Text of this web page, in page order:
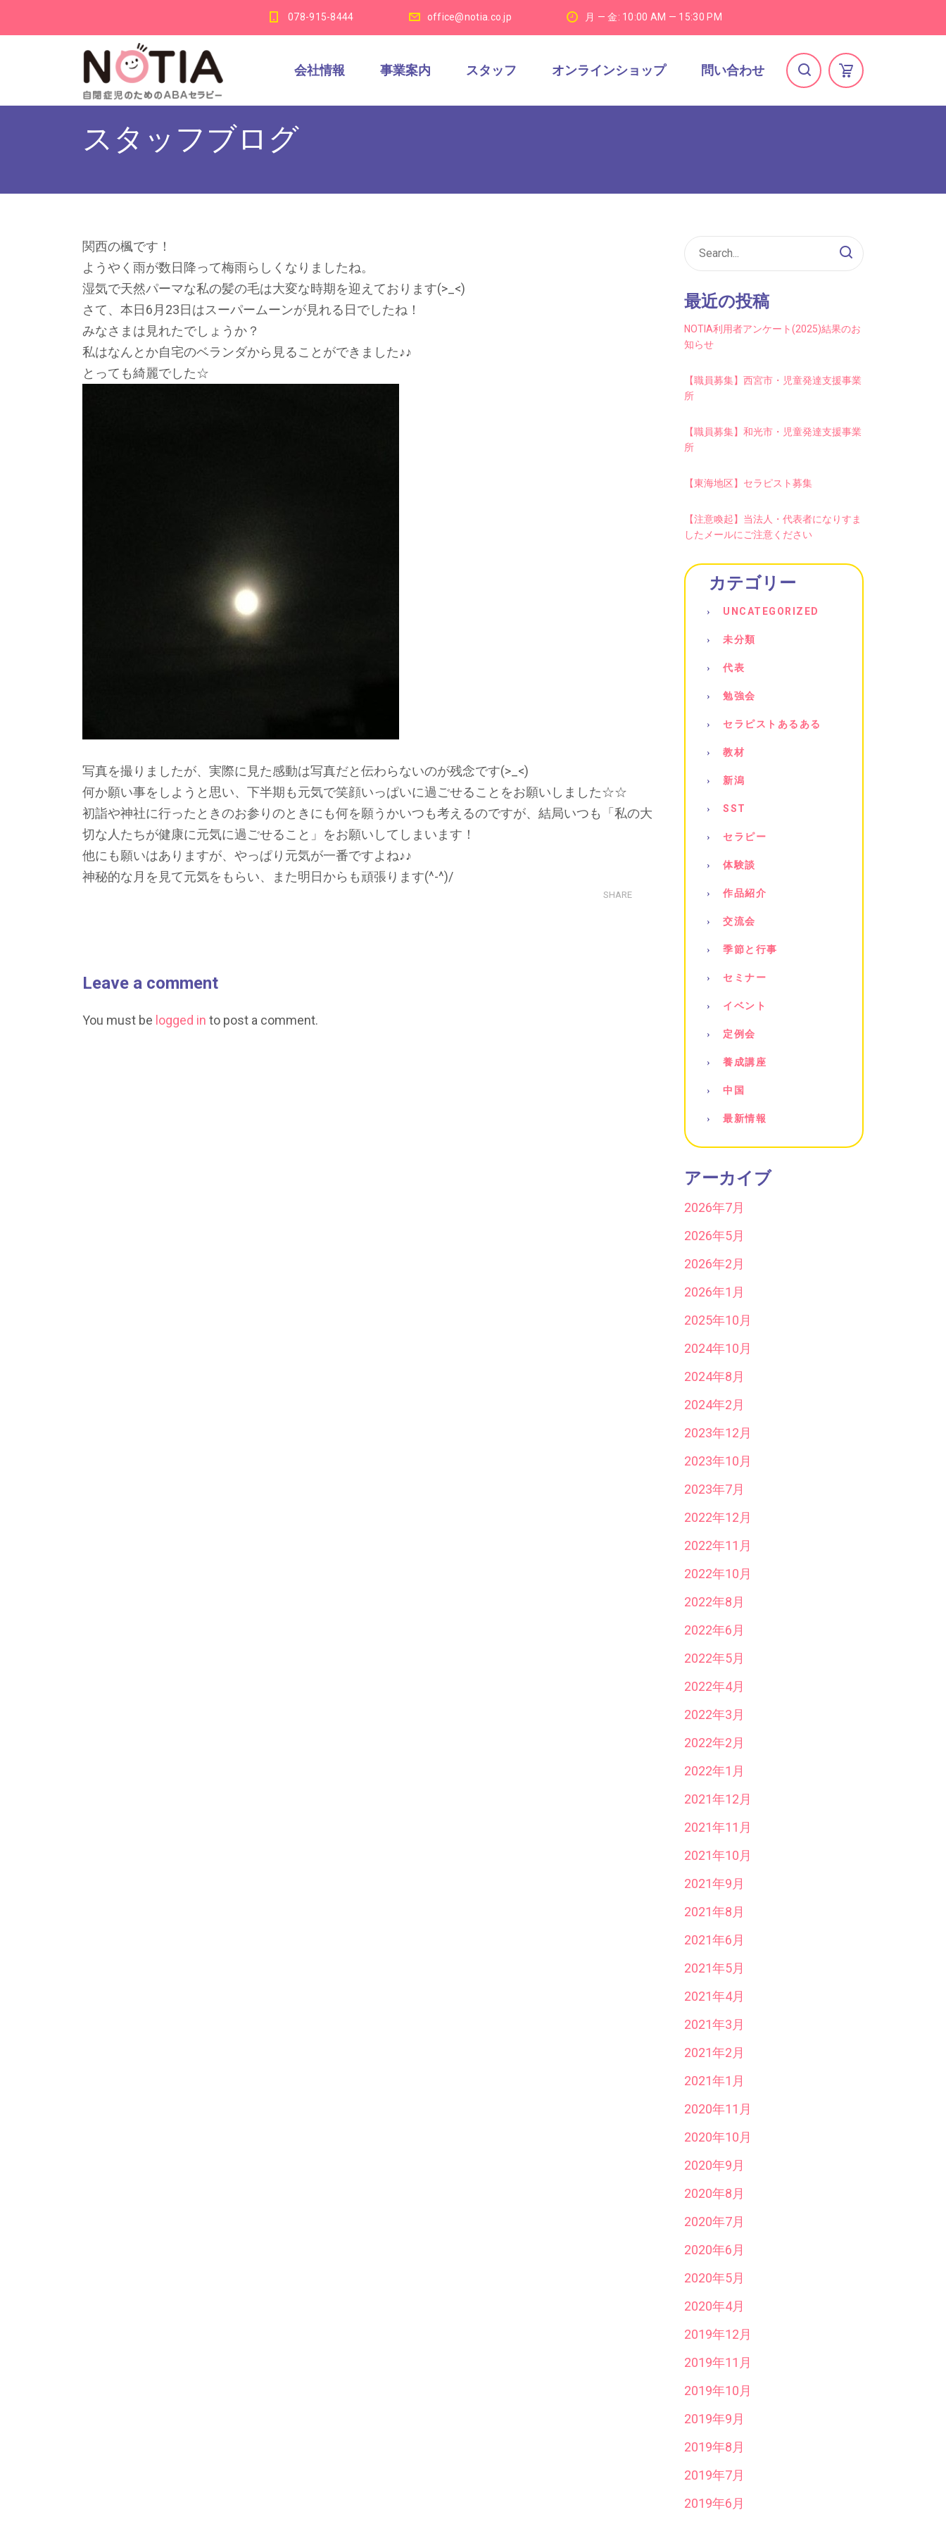
078-915-8444 office@notia.co.jp 月 — 金: 10:00 AM — 15:30 PM
会社情報 事業案内 スタッフ オンラインショップ 問い合わせ
スタッフブログ
関西の楓です！
ようやく雨が数日降って梅雨らしくなりましたね。
湿気で天然パーマな私の髪の毛は大変な時期を迎えております(>_<)
さて、本日6月23日はスーパームーンが見れる日でしたね！
みなさまは見れたでしょうか？
私はなんとか自宅のベランダから見ることができました♪♪
とっても綺麗でした☆
写真を撮りましたが、実際に見た感動は写真だと伝わらないのが残念です(>_<)
何か願い事をしようと思い、下半期も元気で笑顔いっぱいに過ごせることをお願いしました☆☆
初詣や神社に行ったときのお参りのときにも何を願うかいつも考えるのですが、結局いつも「私の大
切な人たちが健康に元気に過ごせること」をお願いしてしまいます！
他にも願いはありますが、やっぱり元気が一番ですよね♪♪
神秘的な月を見て元気をもらい、また明日からも頑張ります(^-^)/
SHARE
Leave a comment
You must be logged in to post a comment.
最近の投稿
NOTIA利用者アンケート(2025)結果のお
知らせ
【職員募集】西宮市・児童発達支援事業
所
【職員募集】和光市・児童発達支援事業
所
【東海地区】セラピスト募集
【注意喚起】当法人・代表者になりすま
したメールにご注意ください
カテゴリー
UNCATEGORIZED
未分類
代表
勉強会
セラピストあるある
教材
新潟
SST
セラピー
体験談
作品紹介
交流会
季節と行事
セミナー
イベント
定例会
養成講座
中国
最新情報
アーカイブ
2026年7月
2026年5月
2026年2月
2026年1月
2025年10月
2024年10月
2024年8月
2024年2月
2023年12月
2023年10月
2023年7月
2022年12月
2022年11月
2022年10月
2022年8月
2022年6月
2022年5月
2022年4月
2022年3月
2022年2月
2022年1月
2021年12月
2021年11月
2021年10月
2021年9月
2021年8月
2021年6月
2021年5月
2021年4月
2021年3月
2021年2月
2021年1月
2020年11月
2020年10月
2020年9月
2020年8月
2020年7月
2020年6月
2020年5月
2020年4月
2019年12月
2019年11月
2019年10月
2019年9月
2019年8月
2019年7月
2019年6月